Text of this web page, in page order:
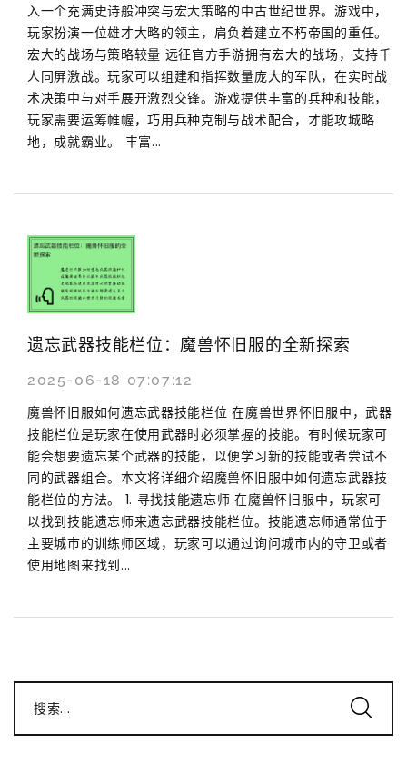
入一个充满史诗般冲突与宏大策略的中古世纪世界。游戏中，
玩家扮演一位雄才大略的领主，肩负着建立不朽帝国的重任。
宏大的战场与策略较量 远征官方手游拥有宏大的战场，支持千
人同屏激战。玩家可以组建和指挥数量庞大的军队，在实时战
术决策中与对手展开激烈交锋。游戏提供丰富的兵种和技能，
玩家需要运筹帷幄，巧用兵种克制与战术配合，才能攻城略
地，成就霸业。 丰富...
遗忘武器技能栏位：魔兽怀旧服的全新探索
2025-06-18 07:07:12
魔兽怀旧服如何遗忘武器技能栏位 在魔兽世界怀旧服中，武器
技能栏位是玩家在使用武器时必须掌握的技能。有时候玩家可
能会想要遗忘某个武器的技能，以便学习新的技能或者尝试不
同的武器组合。本文将详细介绍魔兽怀旧服中如何遗忘武器技
能栏位的方法。 1. 寻找技能遗忘师 在魔兽怀旧服中，玩家可
以找到技能遗忘师来遗忘武器技能栏位。技能遗忘师通常位于
主要城市的训练师区域，玩家可以通过询问城市内的守卫或者
使用地图来找到...
搜索...